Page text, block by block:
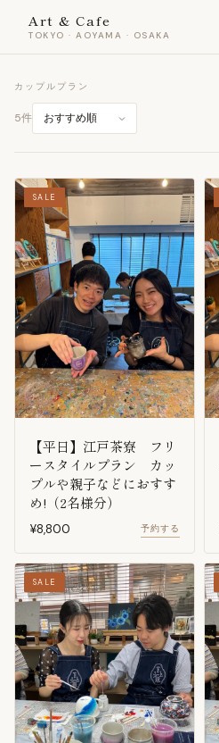
Art & Cafe
TOKYO · AOYAMA · OSAKA
カップルプラン
5件
SALE
【平日】江戸茶寮 フリ
ースタイルプラン カッ
プルや親子などにおすす
め!（2名様分）
¥8,800 予約する
SALE